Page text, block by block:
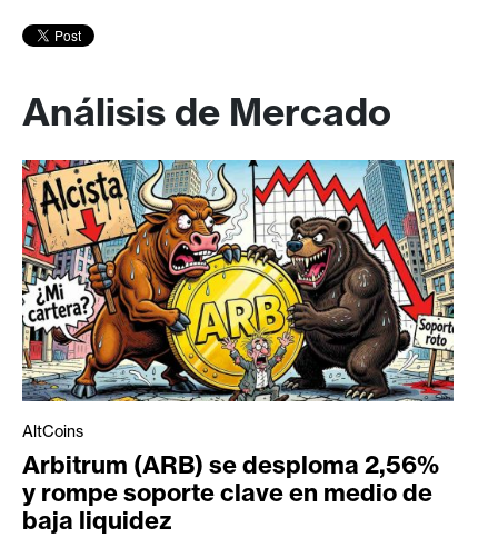
Análisis de Mercado
AltCoins
Arbitrum (ARB) se desploma 2,56%
y rompe soporte clave en medio de
baja liquidez